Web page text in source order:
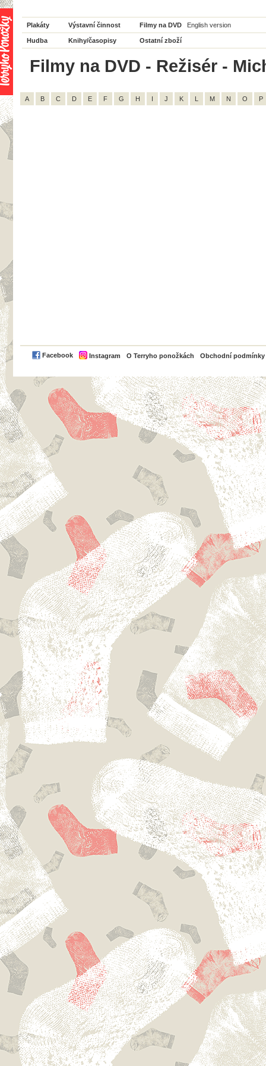
Plakáty Výstavní činnost Filmy na DVD English version
Hudba Knihy/časopisy Ostatní zboží
Filmy na DVD - Režisér -
A B C D E F G H I J K L M N O P
Facebook Instagram O Terryho ponožkách Obchodní podmínky
PayPal